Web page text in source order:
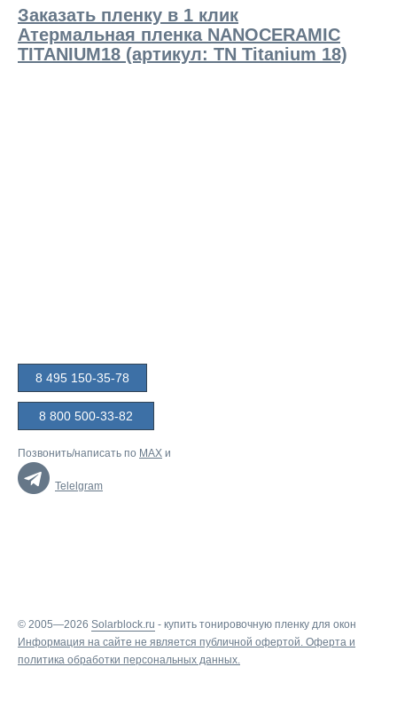
Заказать пленку в 1 клик
Атермальная пленка NANOCERAMIC
TITANIUM18 (артикул: TN Titanium 18)
8 495 150-35-78
8 800 500-33-82
Позвонить/написать по MAX и
Telelgram
© 2005—2026 Solarblock.ru - купить тонировочную пленку для окон
Информация на сайте не является публичной офертой. Оферта и
политика обработки персональных данных